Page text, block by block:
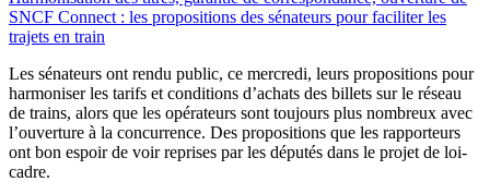
SNCF Connect : les propositions des sénateurs pour faciliter les
trajets en train
Les sénateurs ont rendu public, ce mercredi, leurs propositions pour
harmoniser les tarifs et conditions d’achats des billets sur le réseau
de trains, alors que les opérateurs sont toujours plus nombreux avec
l’ouverture à la concurrence. Des propositions que les rapporteurs
ont bon espoir de voir reprises par les députés dans le projet de loi-
cadre.